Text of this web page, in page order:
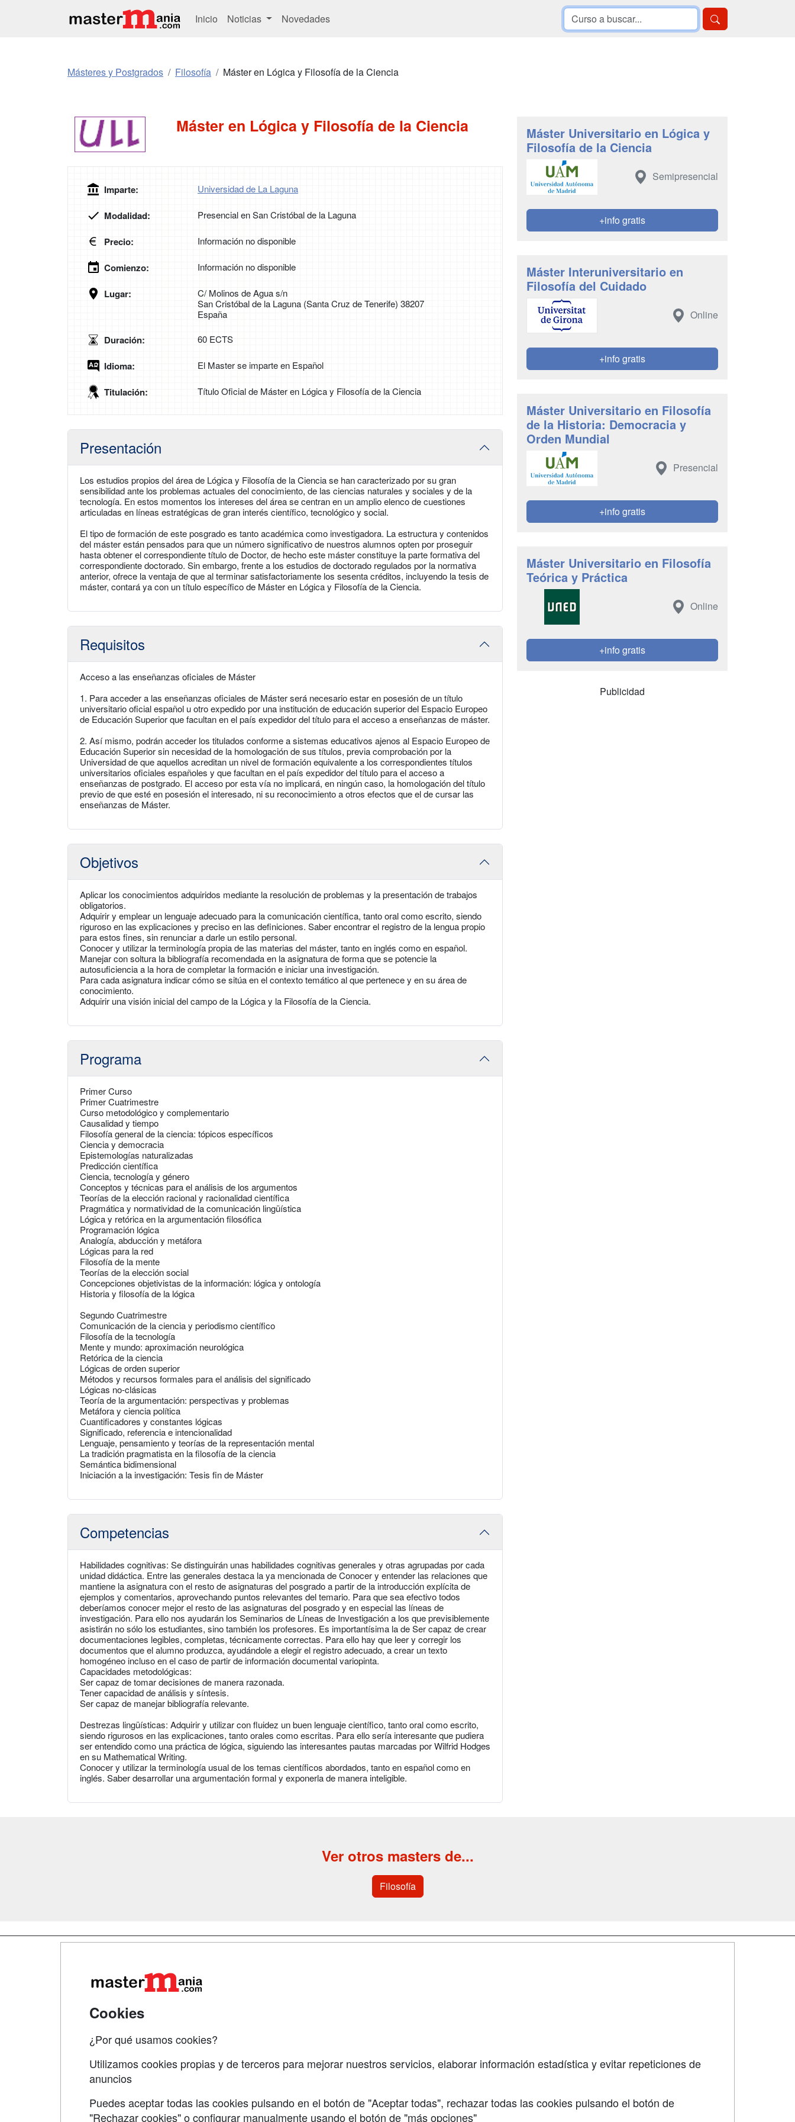
Inicio Noticias Novedades
Másteres y Postgrados Filosofía Máster en Lógica y Filosofía de la Ciencia
Máster en Lógica y Filosofía de la Ciencia
Imparte: Universidad de La Laguna
Modalidad: Presencial en San Cristóbal de la Laguna
Precio: Información no disponible
Comienzo: Información no disponible
Lugar:
C/ Molinos de Agua s/n
San Cristóbal de la Laguna (Santa Cruz de Tenerife) 38207
España
Duración: 60 ECTS
Idioma: El Master se imparte en Español
Titulación: Título Oficial de Máster en Lógica y Filosofía de la Ciencia
Presentación
Los estudios propios del área de Lógica y Filosofía de la Ciencia se han caracterizado por su gran
sensibilidad ante los problemas actuales del conocimiento, de las ciencias naturales y sociales y de la
tecnología. En estos momentos los intereses del área se centran en un amplio elenco de cuestiones
articuladas en líneas estratégicas de gran interés científico, tecnológico y social.
El tipo de formación de este posgrado es tanto académica como investigadora. La estructura y contenidos
del máster están pensados para que un número significativo de nuestros alumnos opten por proseguir
hasta obtener el correspondiente título de Doctor, de hecho este máster constituye la parte formativa del
correspondiente doctorado. Sin embargo, frente a los estudios de doctorado regulados por la normativa
anterior, ofrece la ventaja de que al terminar satisfactoriamente los sesenta créditos, incluyendo la tesis de
máster, contará ya con un título específico de Máster en Lógica y Filosofía de la Ciencia.
Requisitos
Acceso a las enseñanzas oficiales de Máster
1. Para acceder a las enseñanzas oficiales de Máster será necesario estar en posesión de un título
universitario oficial español u otro expedido por una institución de educación superior del Espacio Europeo
de Educación Superior que facultan en el país expedidor del título para el acceso a enseñanzas de máster.
2. Así mismo, podrán acceder los titulados conforme a sistemas educativos ajenos al Espacio Europeo de
Educación Superior sin necesidad de la homologación de sus títulos, previa comprobación por la
Universidad de que aquellos acreditan un nivel de formación equivalente a los correspondientes títulos
universitarios oficiales españoles y que facultan en el país expedidor del título para el acceso a
enseñanzas de postgrado. El acceso por esta vía no implicará, en ningún caso, la homologación del título
previo de que esté en posesión el interesado, ni su reconocimiento a otros efectos que el de cursar las
enseñanzas de Máster.
Objetivos
Aplicar los conocimientos adquiridos mediante la resolución de problemas y la presentación de trabajos
obligatorios.
Adquirir y emplear un lenguaje adecuado para la comunicación científica, tanto oral como escrito, siendo
riguroso en las explicaciones y preciso en las definiciones. Saber encontrar el registro de la lengua propio
para estos fines, sin renunciar a darle un estilo personal.
Conocer y utilizar la terminología propia de las materias del máster, tanto en inglés como en español.
Manejar con soltura la bibliografía recomendada en la asignatura de forma que se potencie la
autosuficiencia a la hora de completar la formación e iniciar una investigación.
Para cada asignatura indicar cómo se sitúa en el contexto temático al que pertenece y en su área de
conocimiento.
Adquirir una visión inicial del campo de la Lógica y la Filosofía de la Ciencia.
Programa
Primer Curso
Primer Cuatrimestre
Curso metodológico y complementario
Causalidad y tiempo
Filosofía general de la ciencia: tópicos específicos
Ciencia y democracia
Epistemologías naturalizadas
Predicción científica
Ciencia, tecnología y género
Conceptos y técnicas para el análisis de los argumentos
Teorías de la elección racional y racionalidad científica
Pragmática y normatividad de la comunicación lingüística
Lógica y retórica en la argumentación filosófica
Programación lógica
Analogía, abducción y metáfora
Lógicas para la red
Filosofía de la mente
Teorías de la elección social
Concepciones objetivistas de la información: lógica y ontología
Historia y filosofía de la lógica
Segundo Cuatrimestre
Comunicación de la ciencia y periodismo científico
Filosofía de la tecnología
Mente y mundo: aproximación neurológica
Retórica de la ciencia
Lógicas de orden superior
Métodos y recursos formales para el análisis del significado
Lógicas no-clásicas
Teoría de la argumentación: perspectivas y problemas
Metáfora y ciencia política
Cuantificadores y constantes lógicas
Significado, referencia e intencionalidad
Lenguaje, pensamiento y teorías de la representación mental
La tradición pragmatista en la filosofía de la ciencia
Semántica bidimensional
Iniciación a la investigación: Tesis fin de Máster
Competencias
Habilidades cognitivas: Se distinguirán unas habilidades cognitivas generales y otras agrupadas por cada
unidad didáctica. Entre las generales destaca la ya mencionada de Conocer y entender las relaciones que
mantiene la asignatura con el resto de asignaturas del posgrado a partir de la introducción explícita de
ejemplos y comentarios, aprovechando puntos relevantes del temario. Para que sea efectivo todos
deberíamos conocer mejor el resto de las asignaturas del posgrado y en especial las líneas de
investigación. Para ello nos ayudarán los Seminarios de Líneas de Investigación a los que previsiblemente
asistirán no sólo los estudiantes, sino también los profesores. Es importantísima la de Ser capaz de crear
documentaciones legibles, completas, técnicamente correctas. Para ello hay que leer y corregir los
documentos que el alumno produzca, ayudándole a elegir el registro adecuado, a crear un texto
homogéneo incluso en el caso de partir de información documental variopinta.
Capacidades metodológicas:
Ser capaz de tomar decisiones de manera razonada.
Tener capacidad de análisis y síntesis.
Ser capaz de manejar bibliografía relevante.
Destrezas lingüísticas: Adquirir y utilizar con fluidez un buen lenguaje científico, tanto oral como escrito,
siendo rigurosos en las explicaciones, tanto orales como escritas. Para ello sería interesante que pudiera
ser entendido como una práctica de lógica, siguiendo las interesantes pautas marcadas por Wilfrid Hodges
en su Mathematical Writing.
Conocer y utilizar la terminología usual de los temas científicos abordados, tanto en español como en
inglés. Saber desarrollar una argumentación formal y exponerla de manera inteligible.
Máster Universitario en Lógica y
Filosofía de la Ciencia
Semipresencial
+info gratis
Máster Interuniversitario en
Filosofía del Cuidado
Online
+info gratis
Máster Universitario en Filosofía
de la Historia: Democracia y
Orden Mundial
Presencial
+info gratis
Máster Universitario en Filosofía
Teórica y Práctica
Online
+info gratis
Publicidad
Ver otros masters de...
Filosofía
Grupo formazion:
Cookies
¿Por qué usamos cookies?
Utilizamos cookies propias y de terceros para mejorar nuestros servicios, elaborar información estadística y evitar repeticiones de
anuncios
Puedes aceptar todas las cookies pulsando en el botón de "Aceptar todas", rechazar todas las cookies pulsando el botón de
"Rechazar cookies" o configurar manualmente usando el botón de "más opciones"